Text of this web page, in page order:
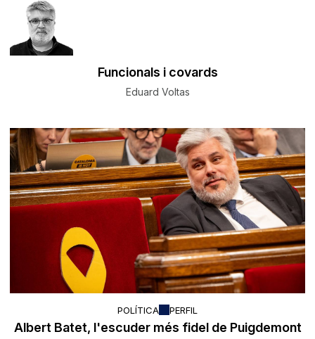
Funcionals i covards
Eduard Voltas
POLÍTICA PERFIL
Albert Batet, l'escuder més fidel de Puigdemont